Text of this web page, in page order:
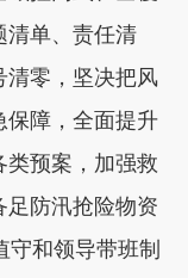
清单、责任清
清零，坚决把风
保障，全面提升
类预案，加强救
足防汛抢险物资
和领导带班制